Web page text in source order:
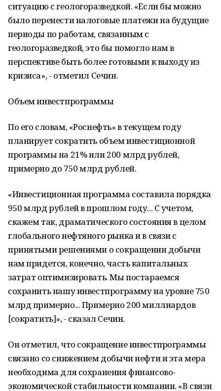
ситуацию с геологоразведкой. «Если бы можно
было перенести налоговые платежи на будущие
периоды по работам, связанным с
геологоразведкой, это бы помогло нам в
перспективе быть более готовыми к выходу из
кризиса», - отметил Сечин.
Объем инвестпрограммы
По его словам, «Роснефть» в текущем году
планирует сократить объем инвестиционной
программы на 21% или 200 млрд рублей,
примерно до 750 млрд рублей.
«Инвестиционная программа составила порядка
950 млрд рублей в прошлом году... С учетом,
скажем так, драматического состояния в целом
глобального нефтяного рынка и в связи с
принятыми решениями о сокращении добычи
нам придется, конечно, часть капитальных
затрат оптимизировать. Мы постараемся
сохранить нашу инвестпрограмму на уровне 750
млрд примерно... Примерно 200 миллиардов
[сократить]», - сказал Сечин.
Он отметил, что сокращение инвестпрограммы
связано со снижением добычи нефти и эта мера
необходима для сохранения финансово-
экономической стабильности компании. «В связи